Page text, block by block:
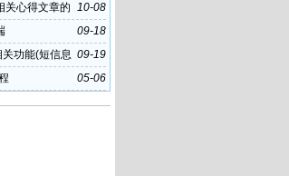
10-08
关心得文章的
09-18
09-19
功能(短信息
05-06